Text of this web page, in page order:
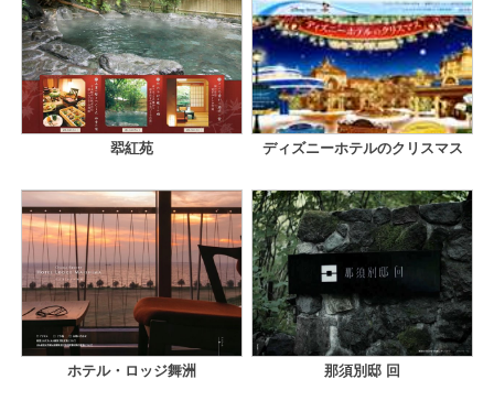
翆紅苑 ディズニーホテルのクリスマス
ホテル・ロッジ舞洲 那須別邸 回